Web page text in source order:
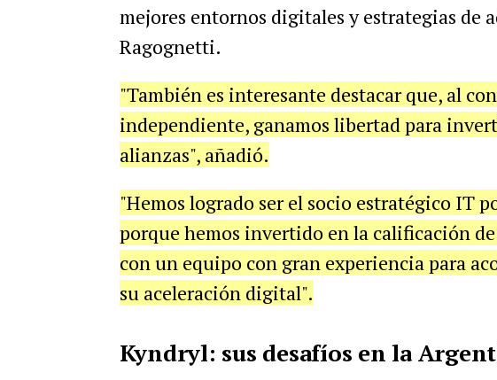
mejores entornos digitales y estrategias de
Ragognetti.
"También es interesante destacar que, al
independiente, ganamos libertad para
alianzas", añadió.
"Hemos logrado ser el socio estratégico IT
porque hemos invertido en la calificación
con un equipo con gran experiencia para
su aceleración digital".
Kyndryl: sus desafíos en la